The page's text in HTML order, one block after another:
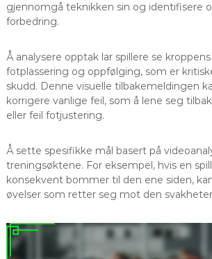
gjennomgå teknikken sin og identifisere
forbedring.
Å analysere opptak lar spillere se
fotplassering og oppfølging, som er
skudd. Denne visuelle tilbakemeldingen
korrigere vanlige feil, som å lene seg
eller feil fotjustering.
Å sette spesifikke mål basert på
treningsøktene. For eksempel, hvis en
konsekvent bommer til den ene siden,
øvelser som retter seg mot den